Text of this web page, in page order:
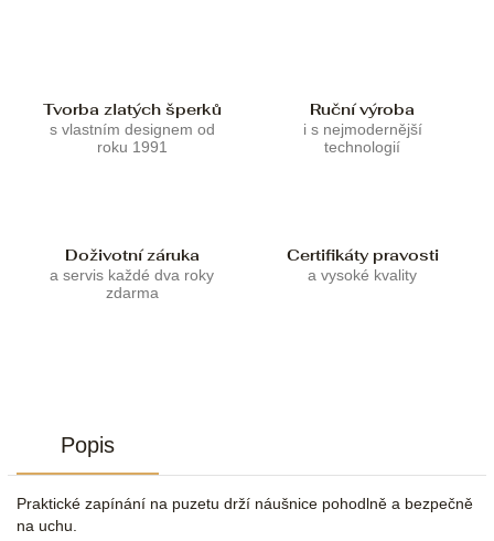
Tvorba zlatých šperků
s vlastním designem od
roku 1991
Ruční výroba
i s nejmodernější
technologií
Doživotní záruka
a servis každé dva roky
zdarma
Certifikáty pravosti
a vysoké kvality
Popis
Praktické zapínání na puzetu drží náušnice pohodlně a bezpečně
na uchu.